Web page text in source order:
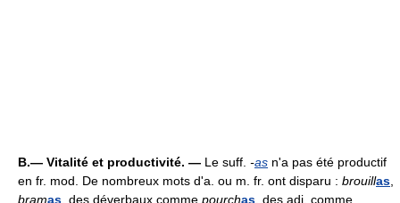
B.— Vitalité et productivité. — Le suff. -as n'a pas été productif
en fr. mod. De nombreux mots d'a. ou m. fr. ont disparu : brouillas,
bramas, des déverbaux comme pourchas, des adj. comme